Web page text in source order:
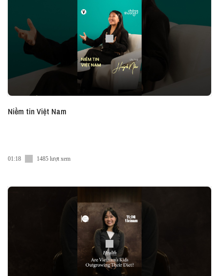
Niềm tin Việt Nam
01:18 1485 lượt xem